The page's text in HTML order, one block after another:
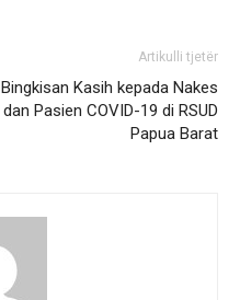
Artikulli tjetër
Bingkisan Kasih kepada Nakes
dan Pasien COVID-19 di RSUD
Papua Barat